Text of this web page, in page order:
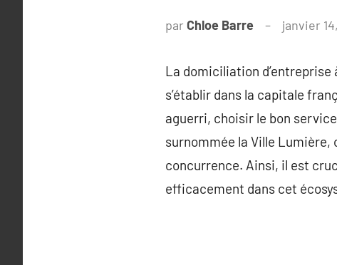
par Chloe Barre janvier
La domiciliation
s’établir dans la capitale
aguerri, choisir le bon
surnommée la Ville
concurrence. Ainsi, il est
efficacement dans cet